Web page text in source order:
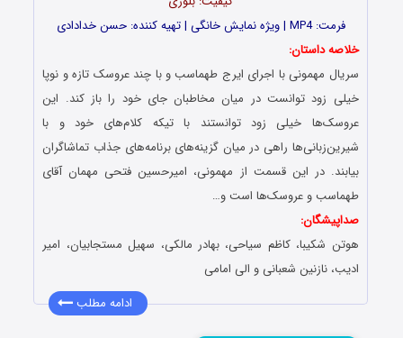
فرمت: MP4 | ویژه نمایش خانگی | تهیه کننده: حسن خدادادی
خلاصه داستان:
سریال مهمونی با اجرای ایرج طهماسب و با چند عروسک تازه و نوپا
خیلی زود توانست در میان مخاطبان جای خود را باز کند. این
عروسک‌ها خیلی زود توانستند با تیکه کلام‌های خود و با
شیرین‌زبانی‌ها راهی در میان گزینه‌های برنامه‌های جذاب تماشاگران
بیابند. در این قسمت از مهمونی، امیرحسین فتحی مهمان آقای
طهماسب و عروسک‌ها است و…
صداپیشگان:
هوتن شکیبا، کاظم سیاحى، بهادر مالکى، سهیل مستجابیان، امیر
ادیب، نازنین شعبانى و الی امامی
ادامه مطلب